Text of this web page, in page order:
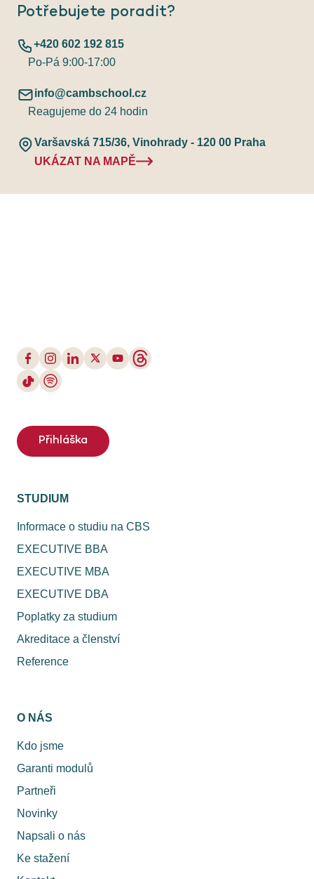
Potřebujete poradit?
+420 602 192 815
Po-Pá 9:00-17:00
info@cambschool.cz
Reagujeme do 24 hodin
Varšavská 715/36, Vinohrady - 120 00 Praha
UKÁZAT NA MAPĚ
STUDIUM
Informace o studiu na CBS
EXECUTIVE BBA
EXECUTIVE MBA
EXECUTIVE DBA
Poplatky za studium
Akreditace a členství
Reference
O NÁS
Kdo jsme
Garanti modulů
Partneři
Novinky
Napsali o nás
Ke stažení
Přihláška